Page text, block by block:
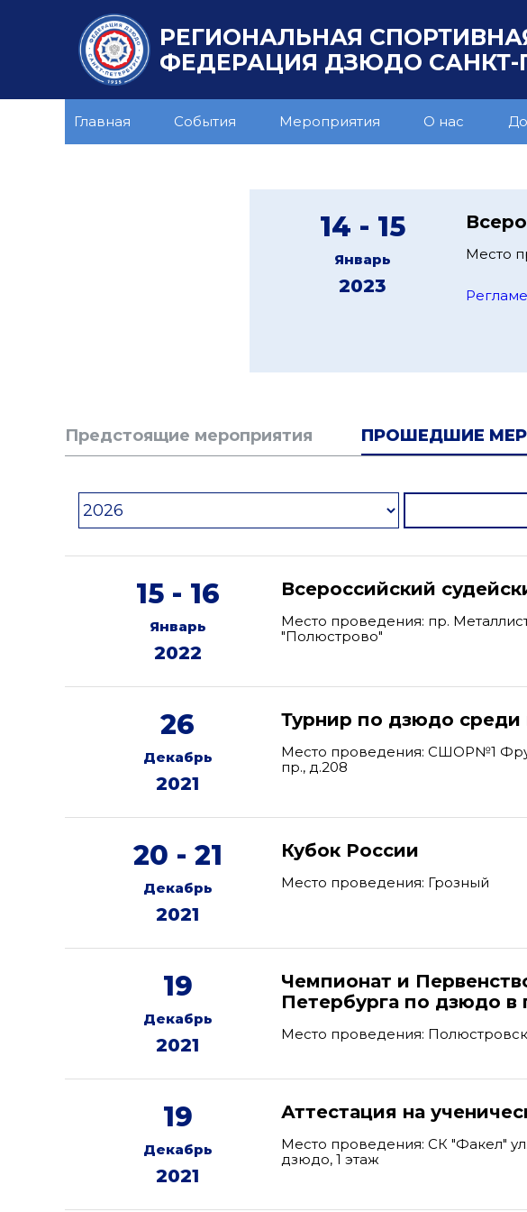
РЕГИОНАЛЬНАЯ
ФЕДЕРАЦИЯ ДЗЮДО САНКТ-
Главная События Мероприятия О нас
14 - 15
Январь
2023
Место
Предстоящие мероприятия ПРОШЕДШИЕ
15 - 16
Январь
2022
Всероссийский
Место проведения: пр.
"Полюстрово"
26
Декабрь
2021
Турнир по дзюдо среди
Место проведения: СШОР№1
пр., д.208
20 - 21
Декабрь
2021
Кубок России
Место проведения: Грозный
19
Декабрь
2021
Чемпионат и
Петербурга по дзюдо в
Место проведения:
19
Декабрь
2021
Аттестация на
Место проведения: СК "Факел"
дзюдо, 1 этаж